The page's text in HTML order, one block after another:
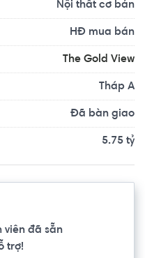
gồm: hệ thống bệnh viện,
mại lớn,.. Ngoài ra,
đô thị mới Thủ Thiêm,
Nội thất cơ bản
HĐ mua bán
The Gold View
Tháp A
Đã bàn giao
5.75 tỷ
viên đã sẵn
trợ!